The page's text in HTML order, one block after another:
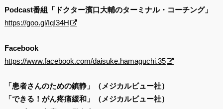
Podcast番組「ドクター濱口大輔のターミナル・コーチング」
https://goo.gl/IqI34H
Facebook
https://www.facebook.com/daisuke.hamaguchi.35
「患者さんのための鎮静」（メジカルビュー社）
「できる！がん疼痛緩和」（メジカルビュー社）